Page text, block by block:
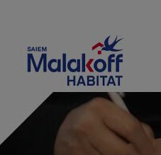
Malakoff Habitat